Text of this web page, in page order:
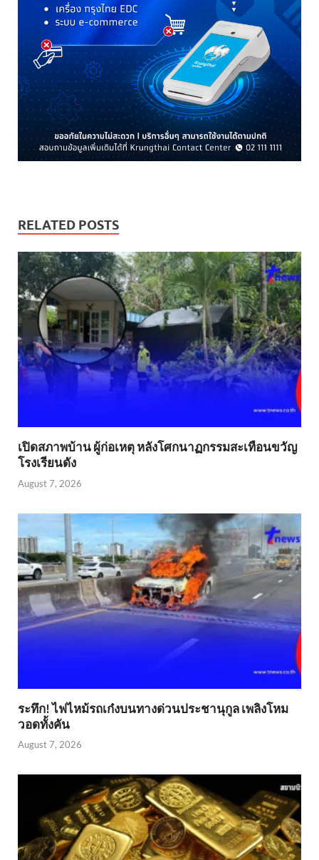
RELATED POSTS
เปิดสภาพบ้าน ผู้ก่อเหตุ หลังโศกนาฏกรรมสะเทือนขวัญ
โรงเรียนดัง
August 7, 2026
ระทึก! ไฟไหม้รถเก๋งบนทางด่วนประชานุกูล เพลิงโหม
วอดทั้งคัน
August 7, 2026